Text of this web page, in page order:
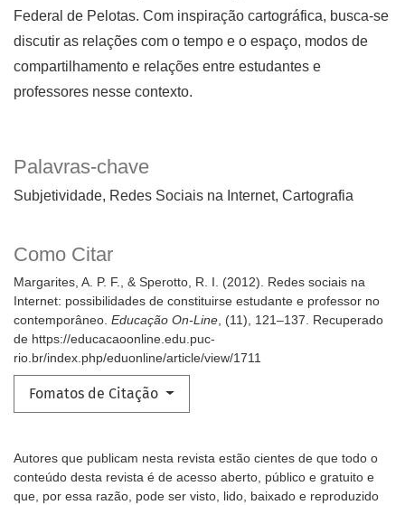
Palavras-chave
Subjetividade Redes Sociais na Internet Cartografia
Como Citar
Margarites, A. P. F., & Sperotto, R. I. (2012). Redes sociais na
Internet: possibilidades de constituirse estudante e professor no
contemporâneo. Educação On-Line, (11), 121–137. Recuperado
de https://educacaoonline.edu.puc-
rio.br/index.php/eduonline/article/view/1711
Fomatos de Citação
Federal de Pelotas. Com inspiração cartográfica, busca-se
discutir as relações com o tempo e o espaço, modos de
compartilhamento e relações entre estudantes e
professores nesse contexto.
Autores que publicam nesta revista estão cientes de que todo o
conteúdo desta revista é de acesso aberto, público e gratuito e
que, por essa razão, pode ser visto, lido, baixado e reproduzido